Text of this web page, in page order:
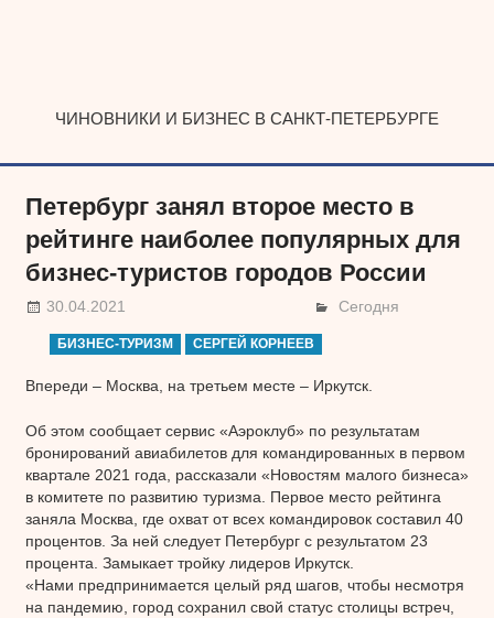
ЧИНОВНИКИ И БИЗНЕС В САНКТ-ПЕТЕРБУРГЕ
Петербург занял второе место в
рейтинге наиболее популярных для
бизнес-туристов городов России
30.04.2021 Сегодня
БИЗНЕС-ТУРИЗМ СЕРГЕЙ КОРНЕЕВ
Впереди – Москва, на третьем месте – Иркутск.
Об этом сообщает сервис «Аэроклуб» по результатам
бронирований авиабилетов для командированных в первом
квартале 2021 года, рассказали «Новостям малого бизнеса»
в комитете по развитию туризма. Первое место рейтинга
заняла Москва, где охват от всех командировок составил 40
процентов. За ней следует Петербург с результатом 23
процента. Замыкает тройку лидеров Иркутск.
«Нами предпринимается целый ряд шагов, чтобы несмотря
на пандемию, город сохранил свой статус столицы встреч,